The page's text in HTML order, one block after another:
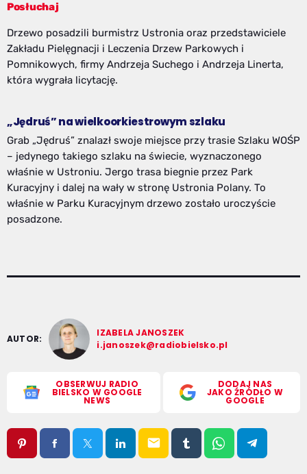
Posłuchaj
Drzewo posadzili burmistrz Ustronia oraz przedstawiciele
Zakładu Pielęgnacji i Leczenia Drzew Parkowych i
Pomnikowych, firmy Andrzeja Suchego i Andrzeja Linerta,
która wygrała licytację.
„Jędruś” na wielkoorkiestrowym szlaku
Grab „Jędruś” znalazł swoje miejsce przy trasie Szlaku WOŚP
– jedynego takiego szlaku na świecie, wyznaczonego
właśnie w Ustroniu. Jergo trasa biegnie przez Park
Kuracyjny i dalej na wały w stronę Ustronia Polany. To
właśnie w Parku Kuracyjnym drzewo zostało uroczyście
posadzone.
AUTOR:
IZABELA JANOSZEK
i.janoszek@radiobielsko.pl
OBSERWUJ RADIO
BIELSKO W GOOGLE
NEWS
DODAJ NAS
JAKO ŹRÓDŁO W
GOOGLE
email